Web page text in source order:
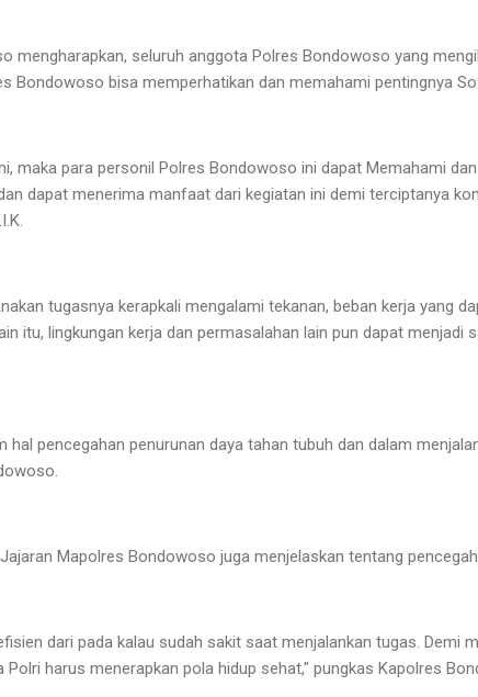
mengharapkan, seluruh anggota Polres Bondowoso yang
Bondowoso bisa memperhatikan dan memahami pentingnya
maka para personil Polres Bondowoso ini dapat Memahami
dapat menerima manfaat dari kegiatan ini demi terciptanya
tugasnya kerapkali mengalami tekanan, beban kerja yang
itu, lingkungan kerja dan permasalahan lain pun dapat menjadi
hal pencegahan penurunan daya tahan tubuh dan dalam
Mapolres Bondowoso juga menjelaskan tentang
dari pada kalau sudah sakit saat menjalankan tugas. Demi
harus menerapkan pola hidup sehat," pungkas Kapolres